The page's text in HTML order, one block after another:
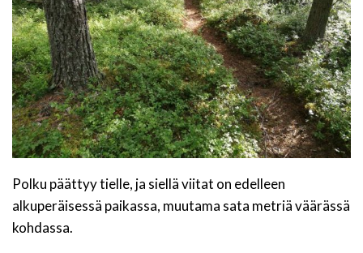
Polku päättyy tielle, ja siellä viitat on edelleen
alkuperäisessä paikassa, muutama sata metriä väärässä
kohdassa.